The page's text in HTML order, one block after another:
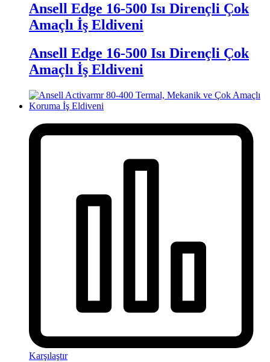
Ansell Edge 16-500 Isı Dirençli Çok
Amaçlı İş Eldiveni
Ansell Edge 16-500 Isı Dirençli Çok
Amaçlı İş Eldiveni
Karşılaştır